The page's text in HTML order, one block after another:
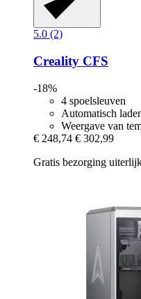
5.0 (2)
Creality CFS
-18%
4 spoelsleuven
Automatisch
Weergave van
€ 248,74 € 302,99
Gratis bezorging